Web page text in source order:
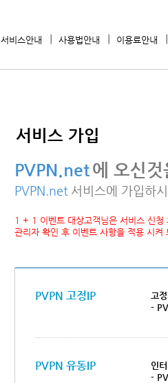
서비스안내 사용법안내 이용료안내
서비스 가입
PVPN.net에 오신
PVPN.net 서비스에 가입하
1 + 1 이벤트 대상고객님은 서비스 신
관리자 확인 후 이벤트 사항을 적용 시켜
PVPN 고정IP
고
-
PVPN 유동IP
인
-